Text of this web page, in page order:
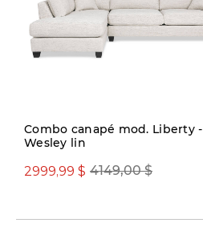
Combo canapé mod. Liberty -
Wesley lin
4149,00 $
2999,99 $